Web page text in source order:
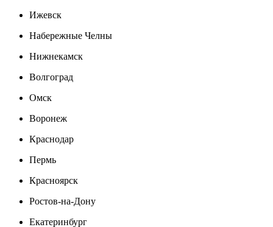
Ижевск
Набережные Челны
Нижнекамск
Волгоград
Омск
Воронеж
Краснодар
Пермь
Красноярск
Ростов-на-Дону
Екатеринбург